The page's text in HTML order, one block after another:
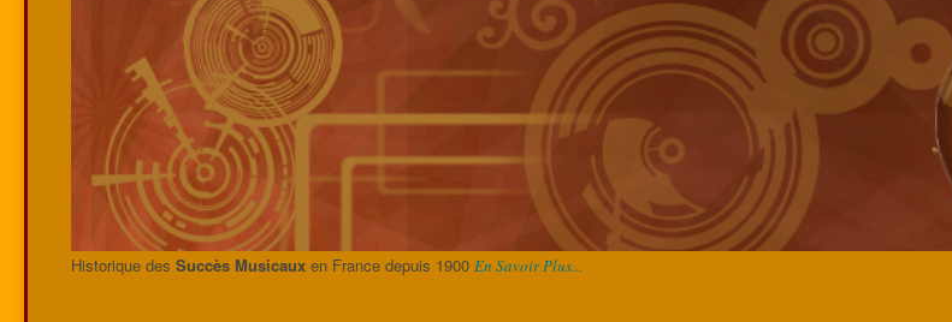
Historique des Succès Musicauxen France depuis 1900 En Savoir Plus...